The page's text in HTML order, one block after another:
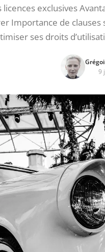
licences exclusives
Importance de
ses droits
9